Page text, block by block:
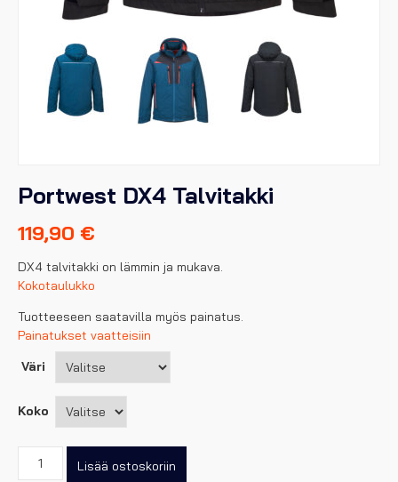
Portwest DX4 Talvitakki
119,90 €
DX4 talvitakki on lämmin ja mukava.
Kokotaulukko
Tuotteeseen saatavilla myös painatus.
Painatukset vaatteisiin
Väri
Koko
DX4
Lisää ostoskoriin